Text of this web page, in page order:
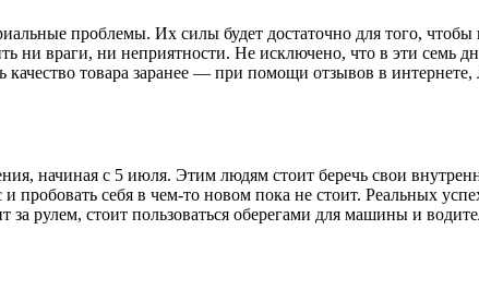
проблемы. Их силы будет достаточно для того,
ни враги, ни неприятности. Не исключено, что в эти семь
качество товара заранее — при помощи отзывов в
начиная с 5 июля. Этим людям стоит беречь свои
пробовать себя в чем-то новом пока не стоит. Реальных
рулем, стоит пользоваться оберегами для машины и